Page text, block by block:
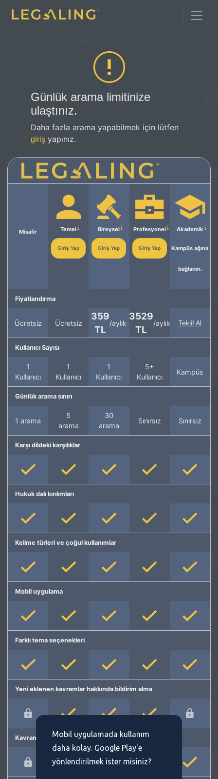
Günlük arama limitinize
ulaştınız.
Daha fazla arama yapabilmek için lütfen
giriş yapınız.
Misafir Temel
Giriş Yap
Bireysel
Giriş Yap
Profesyonel
Giriş Yap
Akademik
Kampüs ağına
bağlanın.
Fiyatlandırma
Ücretsiz Ücretsiz
359
TL
/aylık
3529
TL
/aylık Teklif Al
Kullanıcı Sayısı
1
Kullanıcı
1
Kullanıcı
1
Kullanıcı
5+
Kullanıcı
Kampüs
Günlük arama sınırı
1 arama
5
arama
30
arama
Sınırsız Sınırsız
Karşı dildeki karşılıklar
Hukuk dalı kırılımları
Kelime türleri ve çoğul kullanımlar
Mobil uygulama
Farklı tema seçenekleri
Yeni eklenen kavramlar hakkında bildirim alma
Kavram önermeMobil uygulamada kullanım
daha kolay. Google Play'e
yönlendirilmek ister misiniz?